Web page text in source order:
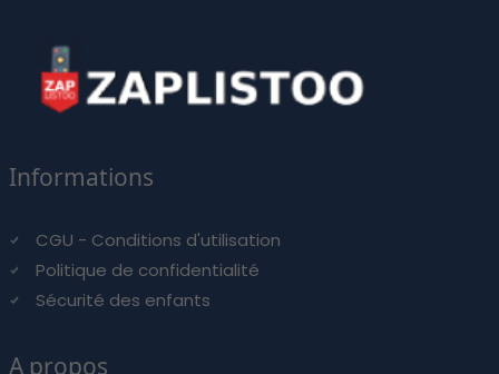
Informations
CGU - Conditions d'utilisation
Politique de confidentialité
Sécurité des enfants
A propos